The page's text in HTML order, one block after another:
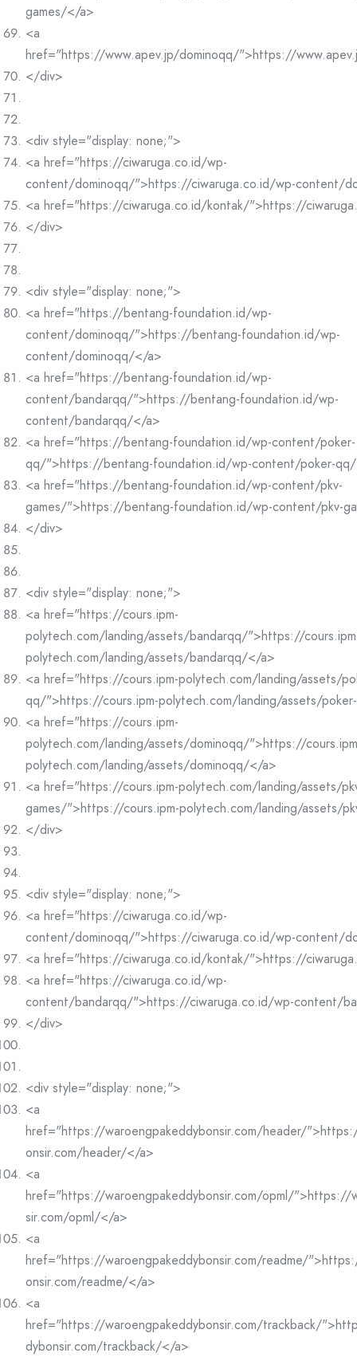
games/</a>
<a
href="https://www.apev.jp/dominoqq/">https://
</div>
<div style="display: none;">
<a href="https://ciwaruga.co.id/wp-
content/dominoqq/">https://ciwaruga.co.id/wp-content/
<a href="https://ciwaruga.co.id/kontak/">https://
</div>
<div style="display: none;">
<a href="https://bentang-foundation.id/wp-
content/dominoqq/">https://bentang-foundation.id/wp-
content/dominoqq/</a>
<a href="https://bentang-foundation.id/wp-
content/bandarqq/">https://bentang-foundation.id/wp-
content/bandarqq/</a>
<a href="https://bentang-foundation.id/wp-content/poker-
qq/">https://bentang-foundation.id/wp-content/poker-
<a href="https://bentang-foundation.id/wp-content/pkv-
games/">https://bentang-foundation.id/wp-content/pkv-
</div>
<div style="display: none;">
<a href="https://cours.ipm-
polytech.com/landing/assets/bandarqq/">https://
polytech.com/landing/assets/bandarqq/</a>
<a href="https://cours.ipm-polytech.com/landing/assets/
qq/">https://cours.ipm-polytech.com/landing/assets/
<a href="https://cours.ipm-
polytech.com/landing/assets/dominoqq/">https://
polytech.com/landing/assets/dominoqq/</a>
<a href="https://cours.ipm-polytech.com/landing/assets/
games/">https://cours.ipm-polytech.com/landing/assets/
</div>
<div style="display: none;">
<a href="https://ciwaruga.co.id/wp-
content/dominoqq/">https://ciwaruga.co.id/wp-content/
<a href="https://ciwaruga.co.id/kontak/">https://
<a href="https://ciwaruga.co.id/wp-
content/bandarqq/">https://ciwaruga.co.id/wp-content/
</div>
<div style="display: none;">
<a
href="https://waroengpakeddybonsir.com/header/
onsir.com/header/</a>
<a
href="https://waroengpakeddybonsir.com/opml/">https://
sir.com/opml/</a>
<a
href="https://waroengpakeddybonsir.com/readme/
onsir.com/readme/</a>
<a
href="https://waroengpakeddybonsir.com/trackback/
dybonsir.com/trackback/</a>